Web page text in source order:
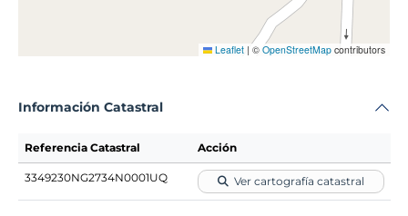
Leaflet | © OpenStreetMap contributors
Información Catastral
Referencia Catastral Acción
3349230NG2734N0001UQ Ver cartografía catastral